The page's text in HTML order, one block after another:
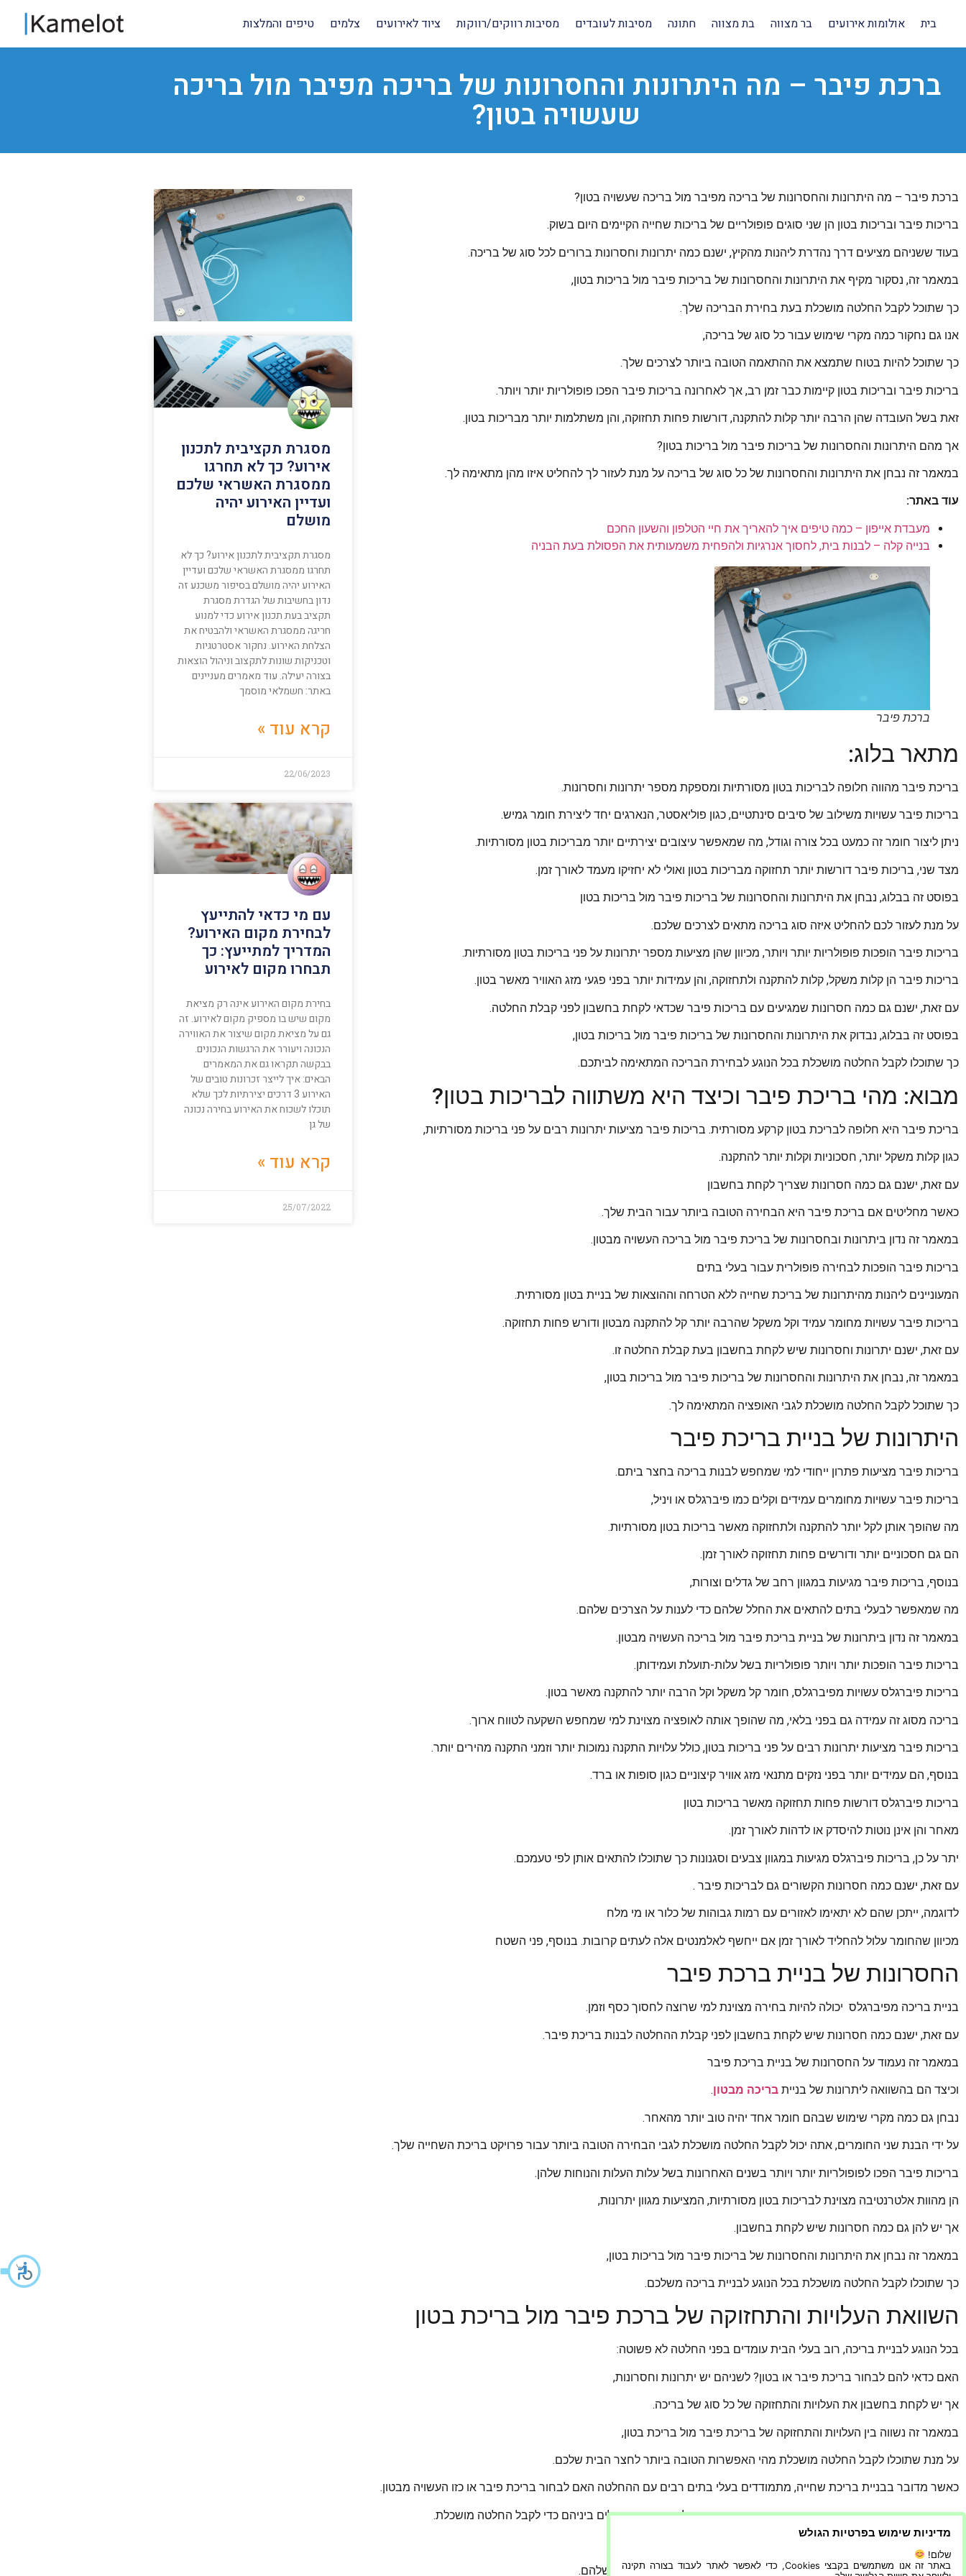
בית אולומות אירועים בר מצווה בת מצווה חתונה מסיבות לעובדים מסיבות רווקים/רווקות ציוד לאירועים צלמים טיפים והמלצות
ברכת פיבר – מה היתרונות והחסרונות של בריכה מפיבר מול בריכה
שעשויה בטון?
ברכת פיבר – מה היתרונות והחסרונות של בריכה מפיבר מול בריכה שעשויה בטון?
בריכות פיבר ובריכות בטון הן שני סוגים פופולריים של בריכות שחייה הקיימים היום בשוק.
בעוד ששניהם מציעים דרך נהדרת ליהנות מהקיץ, ישנם כמה יתרונות וחסרונות ברורים לכל סוג של בריכה.
במאמר זה, נסקור מקיף את היתרונות והחסרונות של בריכות פיבר מול בריכות בטון,
כך שתוכל לקבל החלטה מושכלת בעת בחירת הבריכה שלך.
אנו גם נחקור כמה מקרי שימוש עבור כל סוג של בריכה,
כך שתוכל להיות בטוח שתמצא את ההתאמה הטובה ביותר לצרכים שלך.
בריכות פיבר ובריכות בטון קיימות כבר זמן רב, אך לאחרונה בריכות פיבר הפכו פופולריות יותר ויותר.
זאת בשל העובדה שהן הרבה יותר קלות להתקנה, דורשות פחות תחזוקה, והן משתלמות יותר מבריכות בטון.
אך מהם היתרונות והחסרונות של בריכות פיבר מול בריכות בטון?
במאמר זה נבחן את היתרונות והחסרונות של כל סוג של בריכה על מנת לעזור לך להחליט איזו מהן מתאימה לך.
עוד באתר:
מעבדת אייפון – כמה טיפים איך להאריך את חיי הטלפון והשעון החכם
בנייה קלה – לבנות בית, לחסוך אנרגיות ולהפחית משמעותית את הפסולת בעת הבניה
ברכת פיבר
מתאר בלוג:
בריכת פיבר מהווה חלופה לבריכות בטון מסורתיות ומספקת מספר יתרונות וחסרונות.
בריכות פיבר עשויות משילוב של סיבים סינתטיים, כגון פוליאסטר, הנארגים יחד ליצירת חומר גמיש.
ניתן ליצור חומר זה כמעט בכל צורה וגודל, מה שמאפשר עיצובים יצירתיים יותר מבריכות בטון מסורתיות.
מצד שני, בריכות פיבר דורשות יותר תחזוקה מבריכות בטון ואולי לא יחזיקו מעמד לאורך זמן.
בפוסט זה בבלוג, נבחן את היתרונות והחסרונות של בריכות פיבר מול בריכות בטון
על מנת לעזור לכם להחליט איזה סוג בריכה מתאים לצרכים שלכם.
בריכות פיבר הופכות פופולריות יותר ויותר, מכיוון שהן מציעות מספר יתרונות על פני בריכות בטון מסורתיות.
בריכות פיבר הן קלות משקל, קלות להתקנה ולתחזוקה, והן עמידות יותר בפני פגעי מזג האוויר מאשר בטון.
עם זאת, ישנם גם כמה חסרונות שמגיעים עם בריכות פיבר שכדאי לקחת בחשבון לפני קבלת החלטה.
בפוסט זה בבלוג, נבדוק את היתרונות והחסרונות של בריכות פיבר מול בריכות בטון,
כך שתוכלו לקבל החלטה מושכלת בכל הנוגע לבחירת הבריכה המתאימה לביתכם.
מבוא: מהי בריכת פיבר וכיצד היא משתווה לבריכות בטון?
בריכת פיבר היא חלופה לבריכת בטון קרקע מסורתית. בריכות פיבר מציעות יתרונות רבים על פני בריכות מסורתיות,
כגון קלות משקל יותר, חסכוניות וקלות יותר להתקנה.
עם זאת, ישנם גם כמה חסרונות שצריך לקחת בחשבון
כאשר מחליטים אם בריכת פיבר היא הבחירה הטובה ביותר עבור הבית שלך.
במאמר זה נדון ביתרונות ובחסרונות של בריכת פיבר מול בריכה העשויה מבטון.
בריכות פיבר הופכות לבחירה פופולרית עבור בעלי בתים
המעוניינים ליהנות מהיתרונות של בריכת שחייה ללא הטרחה וההוצאות של בניית בטון מסורתית.
בריכות פיבר עשויות מחומר עמיד וקל משקל שהרבה יותר קל להתקנה מבטון ודורש פחות תחזוקה.
עם זאת, ישנם יתרונות וחסרונות שיש לקחת בחשבון בעת קבלת החלטה זו.
במאמר זה, נבחן את היתרונות והחסרונות של בריכות פיבר מול בריכות בטון,
כך שתוכל לקבל החלטה מושכלת לגבי האופציה המתאימה לך.
היתרונות של בניית בריכת פיבר
בריכות פיבר מציעות פתרון ייחודי למי שמחפש לבנות בריכה בחצר ביתם.
בריכות פיבר עשויות מחומרים עמידים וקלים כמו פיברגלס או ויניל,
מה שהופך אותן לקל יותר להתקנה ולתחזוקה מאשר בריכות בטון מסורתיות.
הם גם חסכוניים יותר ודורשים פחות תחזוקה לאורך זמן.
בנוסף, בריכות פיבר מגיעות במגוון רחב של גדלים וצורות,
מה שמאפשר לבעלי בתים להתאים את החלל שלהם כדי לענות על הצרכים שלהם.
במאמר זה נדון ביתרונות של בניית בריכת פיבר מול בריכה העשויה מבטון.
בריכות פיבר הופכות יותר ויותר פופולריות בשל עלות-תועלת ועמידותן.
בריכות פיברגלס עשויות מפיברגלס, חומר קל משקל וקל הרבה יותר להתקנה מאשר בטון.
בריכה מסוג זה עמידה גם בפני בלאי, מה שהופך אותה לאופציה מצוינת למי שמחפש השקעה לטווח ארוך.
בריכות פיבר מציעות יתרונות רבים על פני בריכות בטון, כולל עלויות התקנה נמוכות יותר וזמני התקנה מהירים יותר.
בנוסף, הם עמידים יותר בפני נזקים מתנאי מזג אוויר קיצוניים כגון סופות או ברד.
בריכות פיברגלס דורשות פחות תחזוקה מאשר בריכות בטון
מאחר והן אינן נוטות להיסדק או לדהות לאורך זמן.
יתר על כן, בריכות פיברגלס מגיעות במגוון צבעים וסגנונות כך שתוכלו להתאים אותן לפי טעמכם.
עם זאת, ישנם כמה חסרונות הקשורים גם לבריכות פיבר .
לדוגמה, ייתכן שהם לא יתאימו לאזורים עם רמות גבוהות של כלור או מי מלח
מכיוון שהחומר עלול להחליד לאורך זמן אם ייחשף לאלמנטים אלה לעתים קרובות. בנוסף, פני השטח
החסרונות של בניית ברכת פיבר
בניית בריכה מפיברגלס יכולה להיות בחירה מצוינת למי שרוצה לחסוך כסף וזמן.
עם זאת, ישנם כמה חסרונות שיש לקחת בחשבון לפני קבלת ההחלטה לבנות בריכת פיבר.
במאמר זה נעמוד על החסרונות של בניית בריכת פיבר
וכיצד הם בהשוואה ליתרונות של בניית בריכה מבטון.
נבחן גם כמה מקרי שימוש שבהם חומר אחד יהיה טוב יותר מהאחר.
על ידי הבנת שני החומרים, אתה יכול לקבל החלטה מושכלת לגבי הבחירה הטובה ביותר עבור פרויקט בריכת השחייה שלך.
בריכות פיבר הפכו לפופולריות יותר ויותר בשנים האחרונות בשל עלות העלות והנוחות שלהן.
הן מהוות אלטרנטיבה מצוינת לבריכות בטון מסורתיות, המציעות מגוון יתרונות,
אך יש להן גם כמה חסרונות שיש לקחת בחשבון.
במאמר זה נבחן את היתרונות והחסרונות של בריכות פיבר מול בריכות בטון,
כך שתוכלו לקבל החלטה מושכלת בכל הנוגע לבניית בריכה משלכם.
השוואת העלויות והתחזוקה של ברכת פיבר מול בריכת בטון
בכל הנוגע לבניית בריכה, רוב בעלי הבית עומדים בפני החלטה לא פשוטה:
האם כדאי להם לבחור בריכת פיבר או בטון? לשניהם יש יתרונות וחסרונות,
אך יש לקחת בחשבון את העלויות והתחזוקה של כל סוג של בריכה.
במאמר זה נשווה בין העלויות והתחזוקה של בריכת פיבר מול בריכת בטון,
על מנת שתוכלו לקבל החלטה מושכלת מהי האפשרות הטובה ביותר לחצר הבית שלכם.
כאשר מדובר בבניית בריכת שחייה, מתמודדים בעלי בתים רבים עם ההחלטה האם לבחור בריכת פיבר או כזו העשויה מבטון.
בעוד ששני סוגי הבריכות מציעים יתרונות וחסרונות, חשוב להבין את ההבדלים ביניהם כדי לקבל החלטה מושכלת.
בעלי בתים יכולים לקבוע איזו אפשרות הכי מתאימה לתקציב ולאורח החיים שלהם.
מסגרת תקציבית לתכנון
אירוע? כך לא תחרגו
ממסגרת האשראי שלכם
ועדיין האירוע יהיה
מושלם
מסגרת תקציבית לתכנון אירוע? כך לא
תחרגו ממסגרת האשראי שלכם ועדיין
האירוע יהיה מושלם בסיפור משכנע זה
נדון בחשיבות של הגדרת מסגרת
תקציב בעת תכנון אירוע כדי למנוע
חריגה ממסגרת האשראי ולהבטיח את
הצלחת האירוע. נחקור אסטרטגיות
וטכניקות שונות לתקצוב וניהול הוצאות
בצורה יעילה. עוד מאמרים מעניינים
באתר: חשמלאי מוסמך
קרא עוד »
22/06/2023
עם מי כדאי להתייעץ
לבחירת מקום האירוע?
המדריך למתייעץ: כך
תבחרו מקום לאירוע
בחירת מקום האירוע אינה רק מציאת
מקום שיש בו מספיק מקום לאירוע. זה
גם על מציאת מקום שיצור את האווירה
הנכונה ויעורר את הרגשות הנכונים.
בבקשה תקראו גם את המאמרים
הבאים: איך לייצר זכרונות טובים של
האירוע 3 דרכים יצירתיות לכך שלא
תוכלו לשכוח את האירוע בחירה נכונה
של גן
קרא עוד »
25/07/2022
מדיניות שימוש בפרטיות הגולש
שלום!
באתר זה אנו משתמשים בקבצי Cookies, כדי לאפשר לאתר לעבוד בצורה תקינה